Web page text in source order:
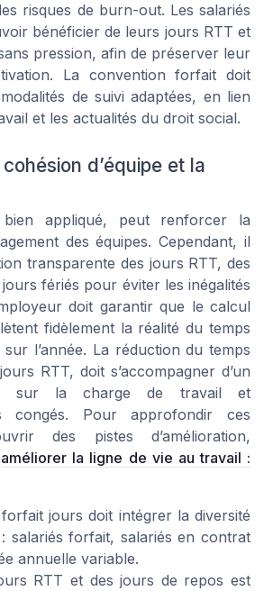
risques de burn-out. Les salariés
bénéficier de leurs jours RTT et
pression, afin de préserver leur
La convention forfait doit
de suivi adaptées, en lien
et les actualités du droit social.
d’équipe et la
appliqué, peut renforcer la
des équipes. Cependant, il
transparente des jours RTT, des
fériés pour éviter les inégalités
doit garantir que le calcul
fidèlement la réalité du temps
l’année. La réduction du temps
RTT, doit s’accompagner d’un
sur la charge de travail et
congés. Pour approfondir ces
des pistes d’amélioration,
améliorer la ligne de vie au travail :
jours doit intégrer la diversité
salariés forfait, salariés en contrat
annuelle variable.
RTT et des jours de repos est